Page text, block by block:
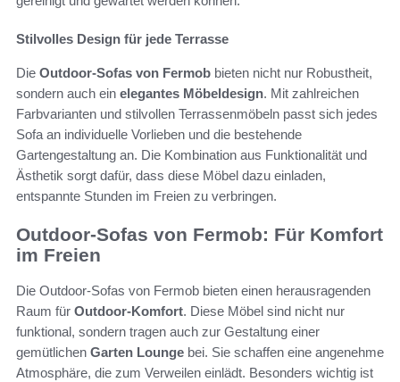
Stilvolles Design für jede Terrasse
Die Outdoor-Sofas von Fermob bieten nicht nur Robustheit,
sondern auch ein elegantes Möbeldesign. Mit zahlreichen
Farbvarianten und stilvollen Terrassenmöbeln passt sich jedes
Sofa an individuelle Vorlieben und die bestehende
Gartengestaltung an. Die Kombination aus Funktionalität und
Ästhetik sorgt dafür, dass diese Möbel dazu einladen,
entspannte Stunden im Freien zu verbringen.
Outdoor-Sofas von Fermob: Für Komfort
im Freien
Die Outdoor-Sofas von Fermob bieten einen herausragenden
Raum für Outdoor-Komfort. Diese Möbel sind nicht nur
funktional, sondern tragen auch zur Gestaltung einer
gemütlichen Garten Lounge bei. Sie schaffen eine angenehme
Atmosphäre, die zum Verweilen einlädt. Besonders wichtig ist